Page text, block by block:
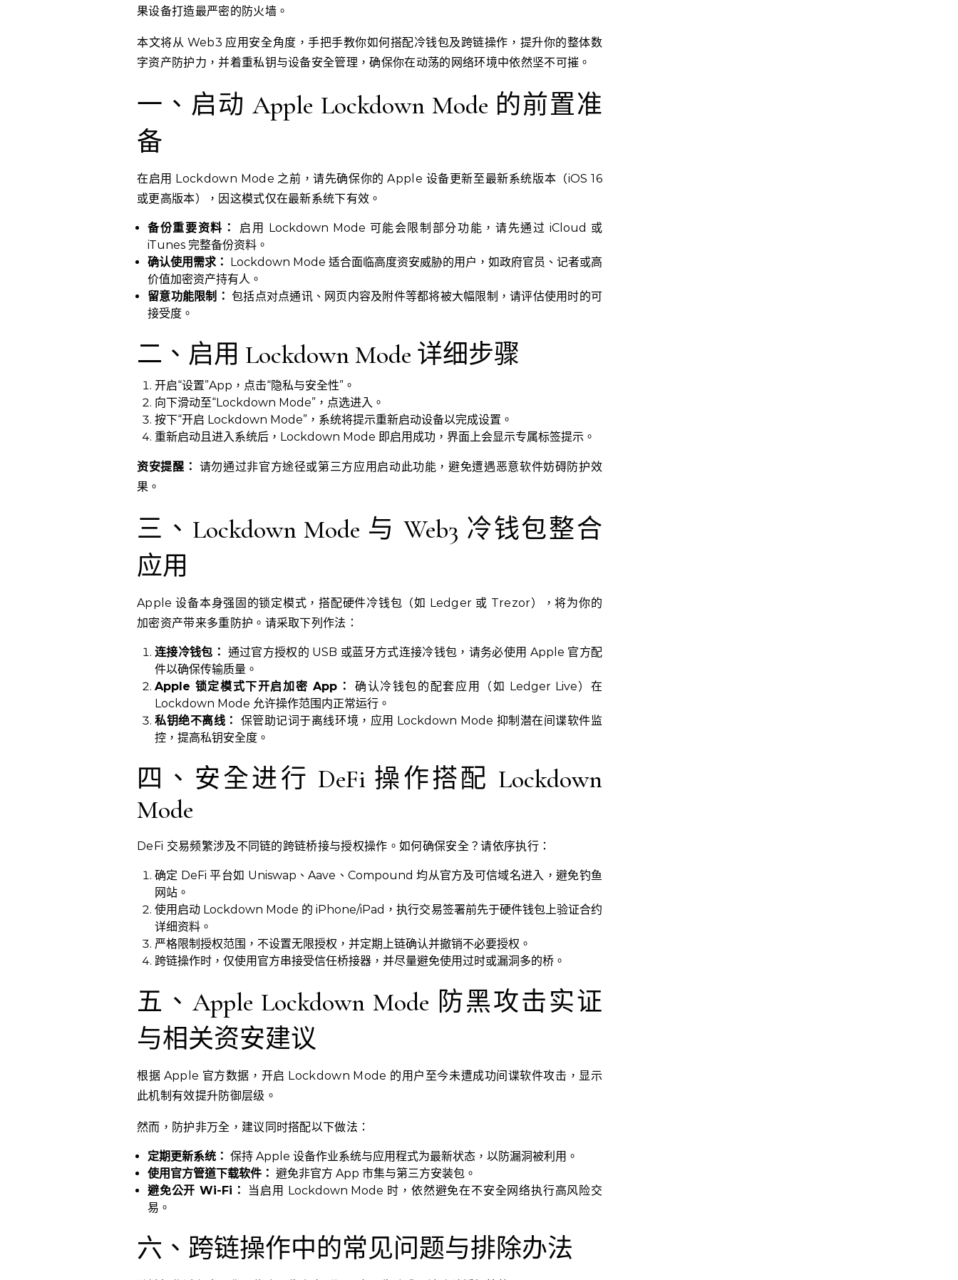
果设备打造最严密的防火墙。
本文将从 Web3 应用安全角度，手把手教你如何搭配冷钱包及跨链操作，提升你的整体数
字资产防护力，并着重私钥与设备安全管理，确保你在动荡的网络环境中依然坚不可摧。
一、启动 Apple Lockdown Mode 的前置准
备
在启用 Lockdown Mode 之前，请先确保你的 Apple 设备更新至最新系统版本（iOS 16
或更高版本），因这模式仅在最新系统下有效。
备份重要资料：
启用 Lockdown Mode 可能会限制部分功能，请先通过 iCloud 或
iTunes 完整备份资料。
确认使用需求： Lockdown Mode 适合面临高度资安威胁的用户，如政府官员、记者或高
价值加密资产持有人。
留意功能限制： 包括点对点通讯、网页内容及附件等都将被大幅限制，请评估使用时的可
接受度。
二、启用 Lockdown Mode 详细步骤
开启“设置”App，点击“隐私与安全性”。
向下滑动至“Lockdown Mode”，点选进入。
按下“开启 Lockdown Mode”，系统将提示重新启动设备以完成设置。
重新启动且进入系统后，Lockdown Mode 即启用成功，界面上会显示专属标签提示。
资安提醒： 请勿通过非官方途径或第三方应用启动此功能，避免遭遇恶意软件妨碍防护效
果。
三、Lockdown Mode 与 Web3 冷钱包整合
应用
Apple 设备本身强固的锁定模式，搭配硬件冷钱包（如 Ledger 或 Trezor），将为你的
加密资产带来多重防护。请采取下列作法：
连接冷钱包： 通过官方授权的 USB 或蓝牙方式连接冷钱包，请务必使用 Apple 官方配
件以确保传输质量。
Apple 锁定模式下开启加密 App：
确认冷钱包的配套应用（如 Ledger Live）在
Lockdown Mode 允许操作范围内正常运行。
私钥绝不离线：
保管助记词于离线环境，应用 Lockdown Mode 抑制潜在间谍软件监
控，提高私钥安全度。
四、安全进行 DeFi 操作搭配 Lockdown
Mode
DeFi 交易频繁涉及不同链的跨链桥接与授权操作。如何确保安全？请依序执行：
确定 DeFi 平台如 Uniswap、Aave、Compound 均从官方及可信域名进入，避免钓鱼
网站。
使用启动 Lockdown Mode 的 iPhone/iPad，执行交易签署前先于硬件钱包上验证合约
详细资料。
严格限制授权范围，不设置无限授权，并定期上链确认并撤销不必要授权。
跨链操作时，仅使用官方串接受信任桥接器，并尽量避免使用过时或漏洞多的桥。
五、Apple Lockdown Mode 防黑攻击实证
与相关资安建议
根据 Apple 官方数据，开启 Lockdown Mode 的用户至今未遭成功间谍软件攻击，显示
此机制有效提升防御层级。
然而，防护非万全，建议同时搭配以下做法：
定期更新系统： 保持 Apple 设备作业系统与应用程式为最新状态，以防漏洞被利用。
使用官方管道下载软件： 避免非官方 App 市集与第三方安装包。
避免公开 Wi-Fi：
当启用 Lockdown Mode 时，依然避免在不安全网络执行高风险交
易。
六、跨链操作中的常见问题与排除办法